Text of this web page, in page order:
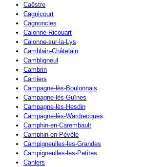
Caëstre
Cagnicourt
Cagnoncles
Calonne-Ricouart
Calonne-sur-la-Lys
Camblain-Châtelain
Cambligneul
Cambrin
Camiers
Campagne-lès-Boulonnais
Campagne-lès-Guînes
Campagne-lès-Hesdin
Campagne-lès-Wardrecques
Camphin-en-Carembault
Camphin-en-Pévèle
Campigneulles-les-Grandes
Campigneulles-les-Petites
Canlers